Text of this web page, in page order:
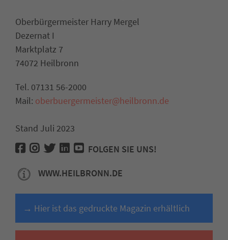
Oberbürgermeister Harry Mergel
Dezernat I
Marktplatz 7
74072 Heilbronn
Tel. 07131 56-2000
Mail: oberbuergermeister@heilbronn.de
Stand Juli 2023
FOLGEN SIE UNS!
WWW.HEILBRONN.DE
→ Hier ist das gedruckte Magazin erhältlich